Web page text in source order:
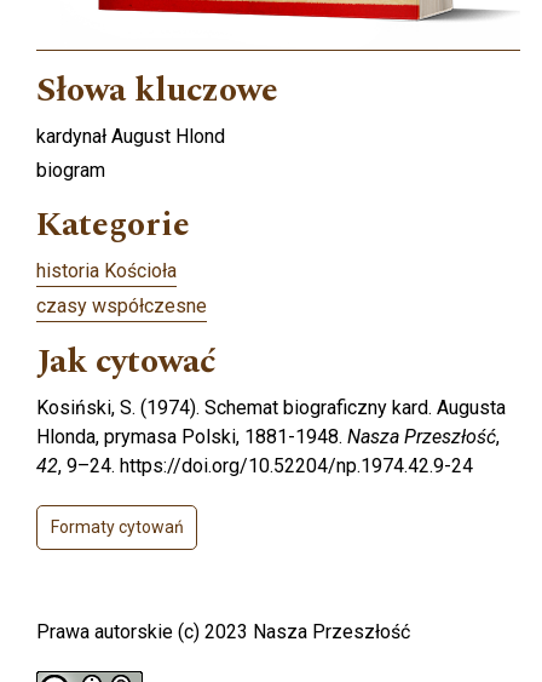
Słowa kluczowe
kardynał August Hlond
biogram
Kategorie
historia Kościoła
czasy współczesne
Jak cytować
Kosiński, S. (1974). Schemat biograficzny kard. Augusta
Hlonda, prymasa Polski, 1881-1948. Nasza Przeszłość,
42, 9–24. https://doi.org/10.52204/np.1974.42.9-24
Formaty cytowań
Prawa autorskie (c) 2023 Nasza Przeszłość